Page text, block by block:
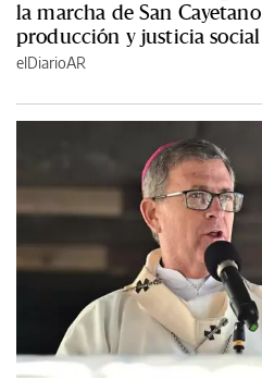
la marcha de San
producción y justicia social
elDiarioAR